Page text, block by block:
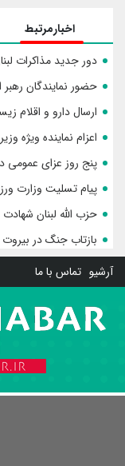
اخبارمرتبط
دور جدید مذاکرات
حضور نمایندگان
ارسال دارو و اقلام
اعزام نماینده ویژه
پنج روز عزای
پیام تسلیت وزارت
حزب الله لبنان
بازتاب جنگ در بیروت
آرشیو تماس با ما